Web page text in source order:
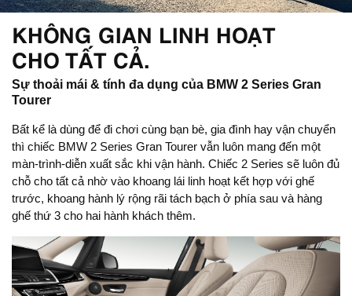
KHÔNG GIAN LINH HOẠT
CHO TẤT CẢ.
Sự thoải mái & tính đa dụng của BMW 2 Series Gran
Tourer
Bất kể là dùng để đi chơi cùng bạn bè, gia đình hay vận chuyển
thì chiếc BMW 2 Series Gran Tourer vẫn luôn mang đến một
màn-trình-diễn xuất sắc khi vận hành. Chiếc 2 Series sẽ luôn đủ
chỗ cho tất cả nhờ vào khoang lái linh hoạt kết hợp với ghế
trước, khoang hành lý rộng rãi tách bạch ở phía sau và hàng
ghế thứ 3 cho hai hành khách thêm.